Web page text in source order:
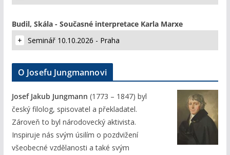
Budil, Skála - Současné interpretace Karla Marxe
Seminář 10.10.2026 - Praha
O Josefu Jungmannovi
Josef Jakub Jungmann (1773 – 1847) byl
český filolog, spisovatel a překladatel.
Zároveň to byl národovecký aktivista.
Inspiruje nás svým úsilím o pozdvižení
všeobecné vzdělanosti a také svým